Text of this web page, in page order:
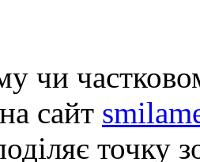
чи
сайт
точку